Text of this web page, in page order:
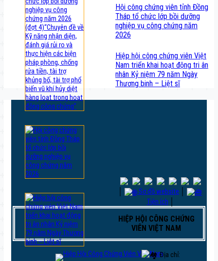
Hội công chứng viên tỉnh Đồng
Tháp tổ chức lớp bồi dưỡng
nghiệp vụ công chứng năm
2026
Hiệp hội công chứng viên Việt
Nam triển khai hoạt động tri ân
nhân Kỷ niệm 79 năm Ngày
Thương binh – Liệt sĩ
Sơ đồ website
Tiện ích
HIỆP HỘI CÔNG CHỨNG
VIÊN VIỆT NAM
Địa chỉ: